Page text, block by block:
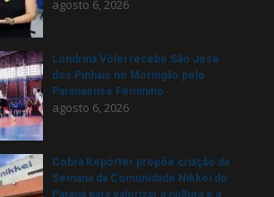
agosto 6, 2026
Londrina Vôlei recebe São José
dos Pinhais no Moringão pelo
Paranaense Feminino
agosto 6, 2026
Cobra Repórter propõe criação da
Semana da Comunidade Nikkei do
Paraná para valorizar a cultura e a